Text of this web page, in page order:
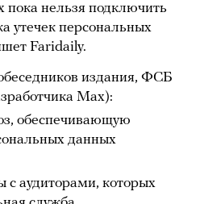
нельзя подключить
утечек персональных
Faridaily.
издания, ФСБ
Maх):
обеспечивающую
данных
с аудиторами, которых